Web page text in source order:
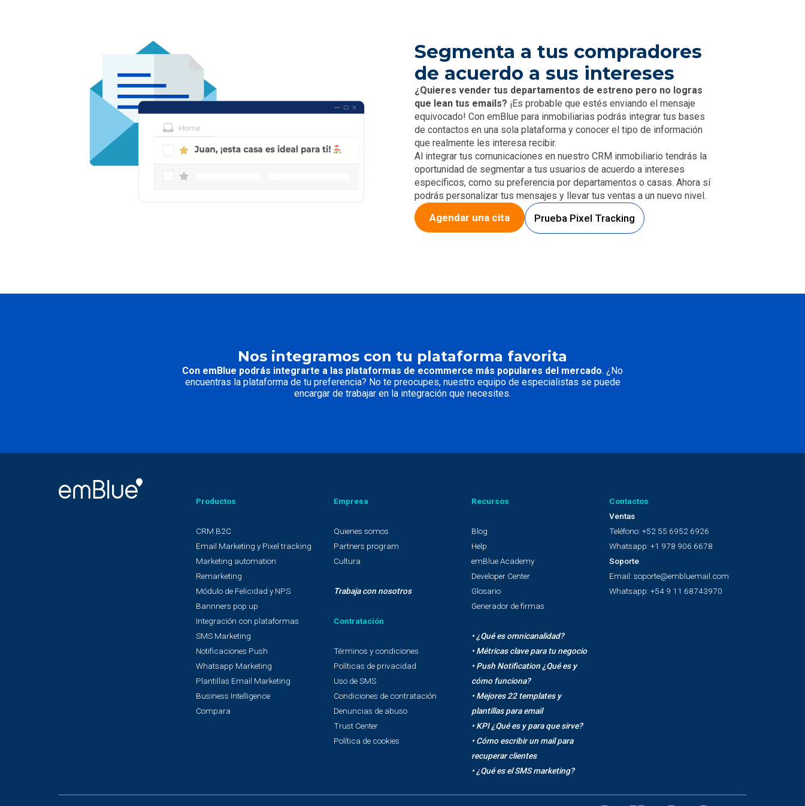
Segmenta a tus compradores
de acuerdo a sus intereses
¿Quieres vender tus departamentos de estreno pero no logras
que lean tus emails? ¡Es probable que estés enviando el mensaje
equivocado! Con emBlue para inmobiliarias podrás integrar tus bases
de contactos en una sola plataforma y conocer el tipo de información
que realmente les interesa recibir.
Al integrar tus comunicaciones en nuestro CRM inmobiliario tendrás la
oportunidad de segmentar a tus usuarios de acuerdo a intereses
específicos, como su preferencia por departamentos o casas. Ahora sí
podrás personalizar tus mensajes y llevar tus ventas a un nuevo nivel.
Agendar una cita Prueba Pixel Tracking
Nos integramos con tu plataforma favorita
Con emBlue podrás integrarte a las plataformas de ecommerce más populares del mercado. ¿No
encuentras la plataforma de tu preferencia? No te preocupes, nuestro equipo de especialistas se puede
encargar de trabajar en la integración que necesites.
Recursos
Ventas